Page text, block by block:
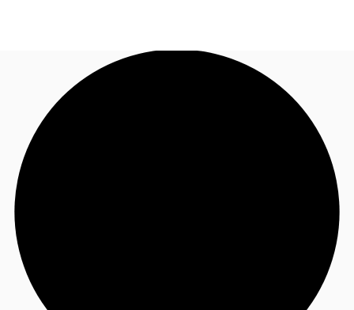
Blog
Données marchés
Appelez maintenant